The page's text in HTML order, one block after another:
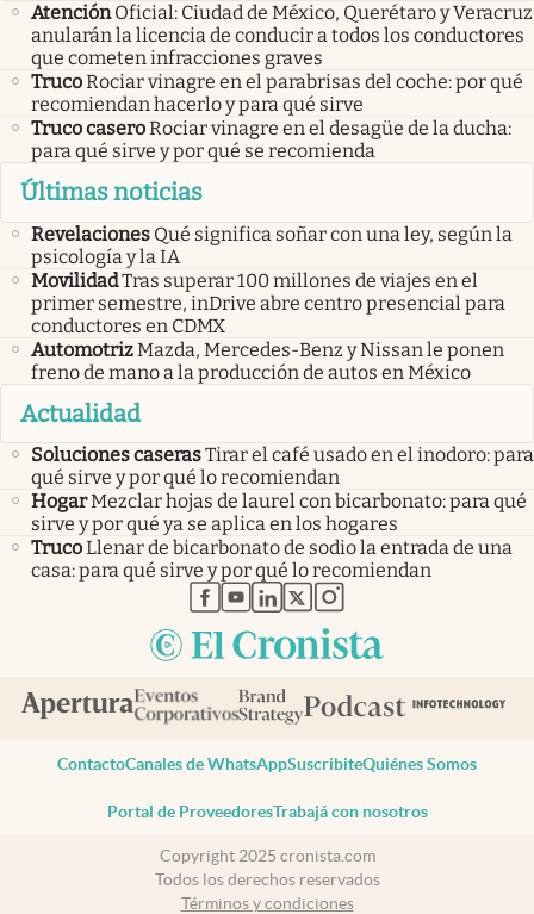
Atención Oficial: Ciudad de México, Querétaro y Veracruz
anularán la licencia de conducir a todos los conductores
que cometen infracciones graves
TrucoRociar vinagre en el parabrisas del coche: por qué
recomiendan hacerlo y para qué sirve
Truco caseroRociar vinagre en el desagüe de la ducha:
para qué sirve y por qué se recomienda
Últimas noticias
Revelaciones Qué significa soñar con una ley, según la
psicología y la IA
MovilidadTras superar 100 millones de viajes en el
primer semestre, inDrive abre centro presencial para
conductores en CDMX
AutomotrizMazda, Mercedes-Benz y Nissan le ponen
freno de mano a la producción de autos en México
Actualidad
Soluciones caserasTirar el café usado en el inodoro: para
qué sirve y por qué lo recomiendan
HogarMezclar hojas de laurel con bicarbonato: para qué
sirve y por qué ya se aplica en los hogares
TrucoLlenar de bicarbonato de sodio la entrada de una
casa: para qué sirve y por qué lo recomiendan
abre en nueva pestaña
abre en nueva pestaña
abre en nueva pestaña
abre en nueva pestaña
abre en nueva pestaña
ContactoCanales de WhatsAppSuscribiteQuiénes Somos
Portal de ProveedoresTrabajá con nosotros
Copyright 2025 cronista.com
Todos los derechos reservados
Términos y condiciones